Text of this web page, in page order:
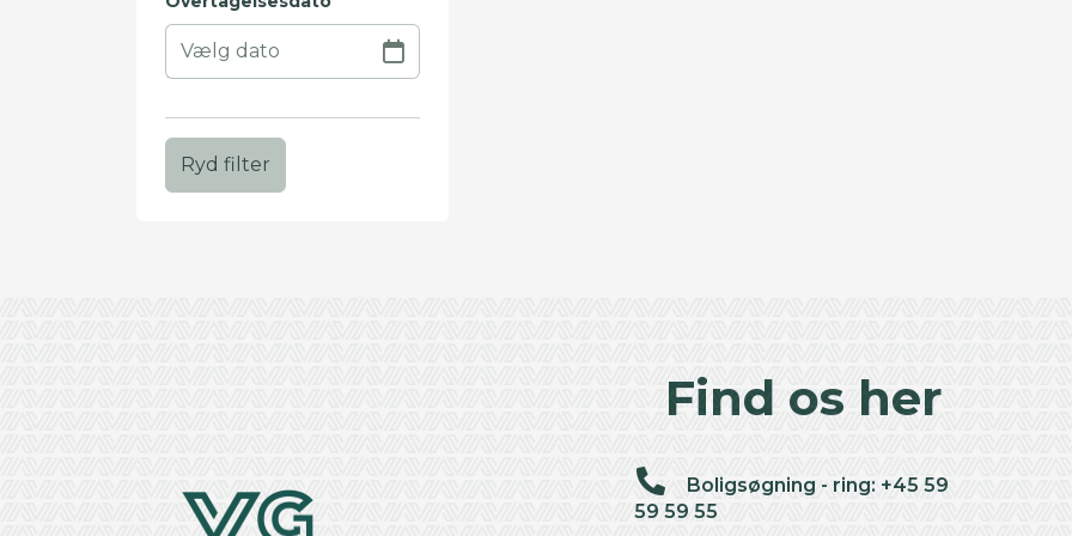
Ryd filter
Find os her
Boligsøgning - ring: +45 59
59 59 55